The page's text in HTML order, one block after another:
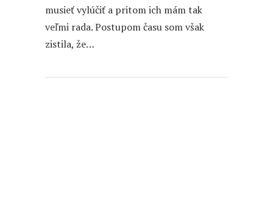
musieť vylúčiť a pritom ich mám tak
veľmi rada. Postupom času som však
zistila, že…